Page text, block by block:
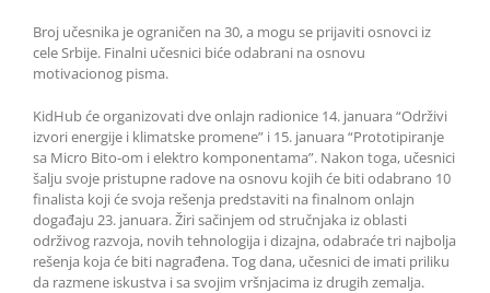
Broj učesnika je ograničen na 30, a mogu se prijaviti osnovci iz
cele Srbije. Finalni učesnici biće odabrani na osnovu
motivacionog pisma.
KidHub će organizovati dve onlajn radionice 14. januara “Održivi
izvori energije i klimatske promene” i 15. januara “Prototipiranje
sa Micro Bito-om i elektro komponentama”. Nakon toga, učesnici
šalju svoje pristupne radove na osnovu kojih će biti odabrano 10
finalista koji će svoja rešenja predstaviti na finalnom onlajn
događaju 23. januara. Žiri sačinjem od stručnjaka iz oblasti
održivog razvoja, novih tehnologija i dizajna, odabraće tri najbolja
rešenja koja će biti nagrađena. Tog dana, učesnici de imati priliku
da razmene iskustva i sa svojim vršnjacima iz drugih zemalja.